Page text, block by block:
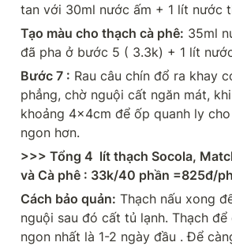
tan với 30ml nước ấm + 1 lít nước
Tạo màu cho thạch cà phê: 35ml
đã pha ở bước 5 ( 3.3k) + 1 lít
Bước 7 : Rau câu chín đổ ra khay
phẳng, chờ nguội cất ngăn mát,
khoảng 4x4cm để ốp quanh ly
ngon hơn.
>>> Tổng 4  lít thạch Socola,
và Cà phê : 33k/40 phần =825đ/
Cách bảo quản: Thạch nấu xong
nguội sau đó cất tủ lạnh. Thạch
ngon nhất là 1-2 ngày đầu . Để